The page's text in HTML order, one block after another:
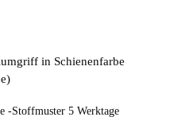
in Schienenfarbe
-Stoffmuster 5 Werktage